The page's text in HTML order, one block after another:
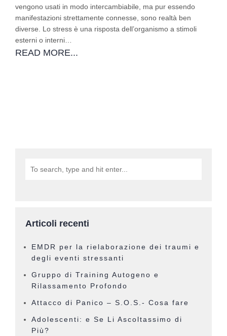
vengono usati in modo intercambiabile, ma pur essendo
manifestazioni strettamente connesse, sono realtà ben
diverse. Lo stress è una risposta dell’organismo a stimoli
esterni o interni…
READ MORE...
Articoli recenti
EMDR per la rielaborazione dei traumi e
degli eventi stressanti
Gruppo di Training Autogeno e
Rilassamento Profondo
Attacco di Panico – S.O.S.- Cosa fare
Adolescenti: e Se Li Ascoltassimo di
Più?